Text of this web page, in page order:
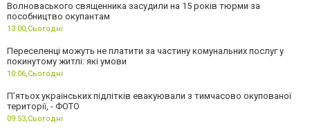
Волноваського священника засудили на 15 років тюрми за
пособництво окупантам
13:00,Сьогодні
Переселенці можуть не платити за частину комунальних послуг у
покинутому житлі: які умови
10:06,Сьогодні
П’ятьох українських підлітків евакуювали з тимчасово окупованої
території, - ФОТО
09:53,Сьогодні